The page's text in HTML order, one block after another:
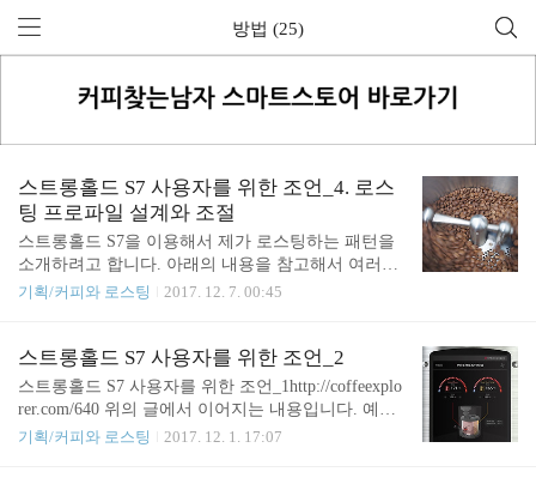
방법 (25)
스트롱홀드 S7 사용자를 위한 조언_4. 로스
팅 프로파일 설계와 조절
스트롱홀드 S7을 이용해서 제가 로스팅하는 패턴을
소개하려고 합니다. 아래의 내용을 참고해서 여러분
만의 로스팅 프로파일을 만들기 위한 시간을 조금 더
첫 배치 로스팅을 기획합니다. 투입량은 600g을 기본
으로 해보겠습니다. 가장 먼저 선택하는 것은 로스팅
시간에 대한 목표 설정입니다. 빠른 로스팅은 수용성
물질이 증가하고 휘발성 물질이 덜 사라지지만, 지질
산화로 인해서 상미 기간이 짧아질 가능성이 있습니
기획/커피와 로스팅 2017. 12. 7. 00:45
스트롱홀드 S7 사용자를 위한 조언_2
스트롱홀드 S7 사용자를 위한 조언_1http://coffeexplo
rer.com/640 위의 글에서 이어지는 내용입니다. 예열
온도 (Pre heating Target Temperature) 로스팅에서 투
기획/커피와 로스팅 2017. 12. 1. 17:07